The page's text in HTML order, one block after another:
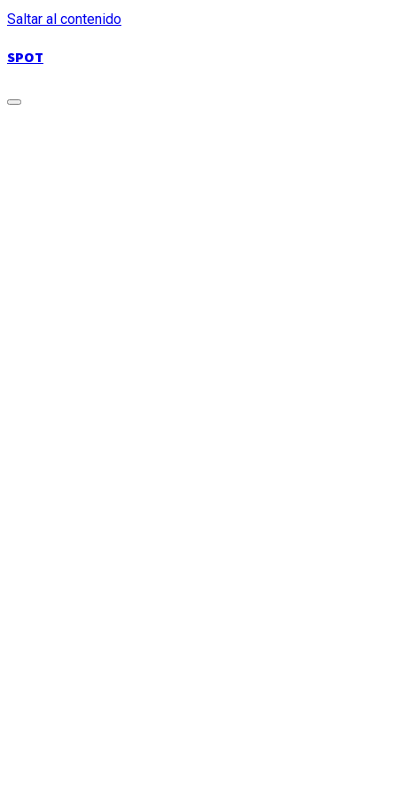
Saltar al contenido
SPOT